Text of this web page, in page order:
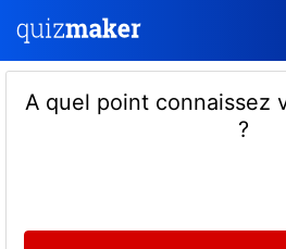
A quel point connaissez
?